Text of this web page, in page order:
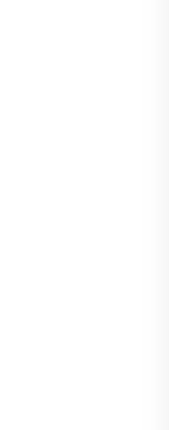
Paulo, o que
de vender ou